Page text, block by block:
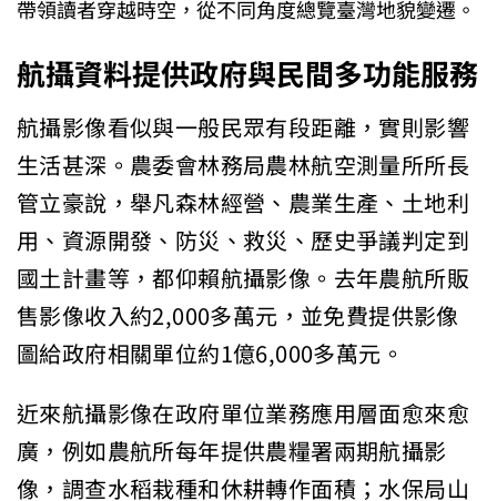
航攝資料提供政府與民間多功能服務
航攝影像看似與一般民眾有段距離，實則影響
生活甚深。農委會林務局農林航空測量所所長
管立豪說，舉凡森林經營、農業生產、土地利
用、資源開發、防災、救災、歷史爭議判定到
國土計畫等，都仰賴航攝影像。去年農航所販
售影像收入約2,000多萬元，並免費提供影像
圖給政府相關單位約1億6,000多萬元。
近來航攝影像在政府單位業務應用層面愈來愈
廣，例如農航所每年提供農糧署兩期航攝影